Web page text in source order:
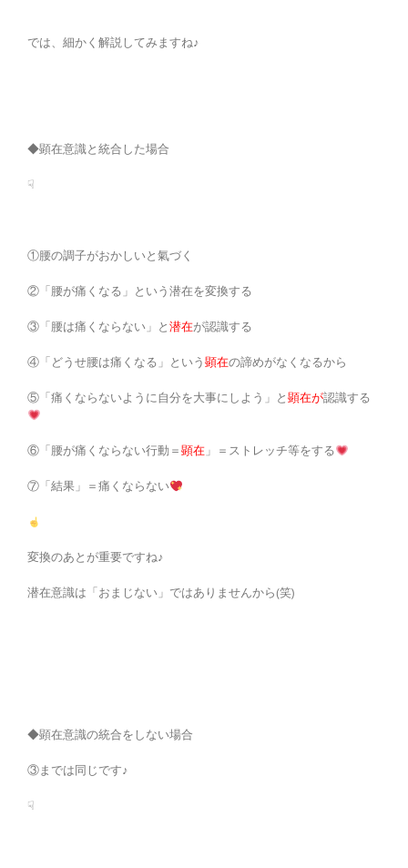
では、細かく解説してみますね♪
◆顕在意識と統合した場合
☟
①腰の調子がおかしいと氣づく
②「腰が痛くなる」という潜在を変換する
③「腰は痛くならない」と潜在が認識する
④「どうせ腰は痛くなる」という顕在の諦めがなくなるから
⑤「痛くならないように自分を大事にしよう」と顕在が認識する
⑥「腰が痛くならない行動＝顕在 」＝ストレッチ等をする
⑦「結果」＝痛くならない
変換のあとが重要ですね♪
潜在意識は「おまじない」ではありませんから(笑)
◆顕在意識の統合をしない場合
③までは同じです♪
☟